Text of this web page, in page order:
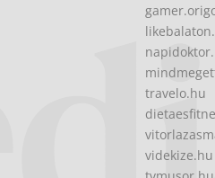
travelo.hu
videkize.hu